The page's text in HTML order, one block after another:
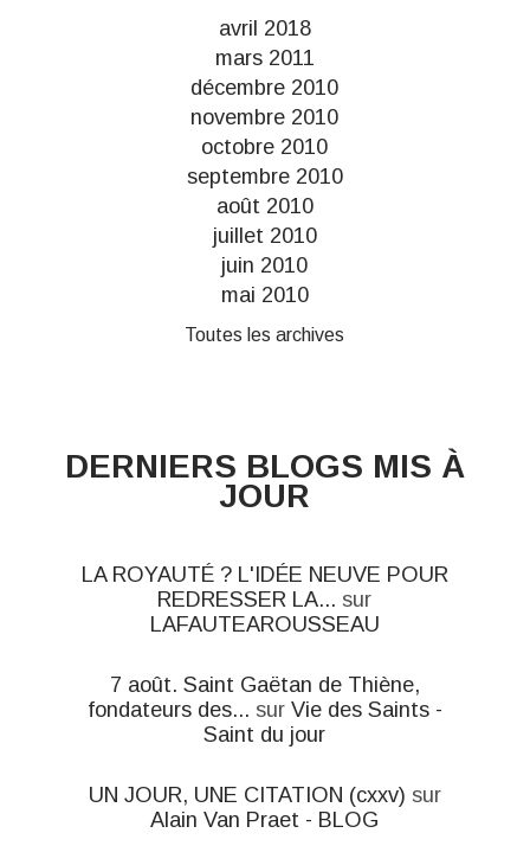
avril 2018
mars 2011
décembre 2010
novembre 2010
octobre 2010
septembre 2010
août 2010
juillet 2010
juin 2010
mai 2010
Toutes les archives
DERNIERS BLOGS MIS À
JOUR
LA ROYAUTÉ ? L'IDÉE NEUVE POUR
REDRESSER LA... sur
LAFAUTEAROUSSEAU
7 août. Saint Gaëtan de Thiène,
fondateurs des... sur Vie des Saints -
Saint du jour
UN JOUR, UNE CITATION (cxxv) sur
Alain Van Praet - BLOG